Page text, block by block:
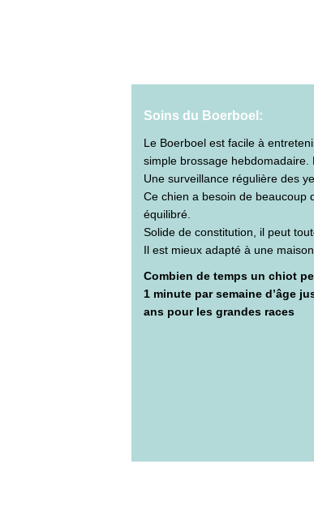
Soins du Boerboel:
Le Boerboel est facile à
simple brossage hebdomadaire.
Une surveillance régulière des
Ce chien a besoin de beaucoup
équilibré.
Solide de constitution, il peut
Il est mieux adapté à une
Combien de temps un chiot
1 minute par semaine d’âge
ans pour les grandes races